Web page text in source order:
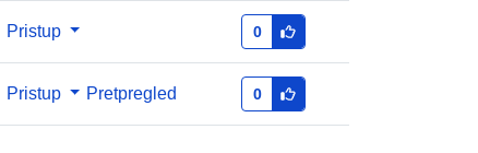
Pristup 0
Pristup Pretpregled 0
37.8492 ], [ 27.1233, 37.5655 ], [
Tip:
Polygon